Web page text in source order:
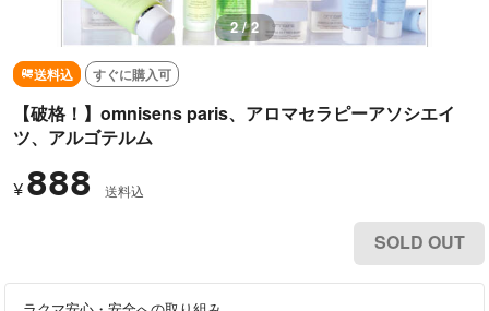
2 / 2
送料込 すぐに購入可
【破格！】omnisens paris、アロマセラピーアソシエイ
ツ、アルゴテルム
¥ 888 送料込
SOLD OUT